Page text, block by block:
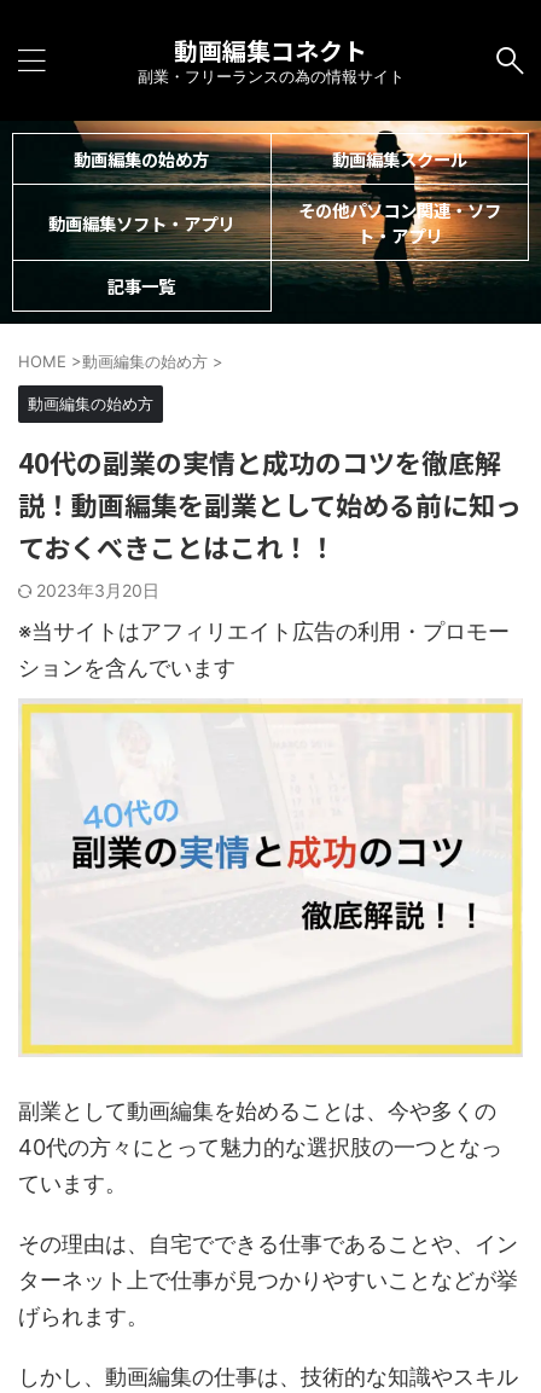
動画編集コネクト
副業・フリーランスの為の情報サイト
動画編集の始め方 動画編集スクール
動画編集ソフト・アプリ
その他パソコン関連・ソフ
ト・アプリ
記事一覧
HOME >動画編集の始め方 >
動画編集の始め方
40代の副業の実情と成功のコツを徹底解
説！動画編集を副業として始める前に知っ
ておくべきことはこれ！！
2023年3月20日
※当サイトはアフィリエイト広告の利用・プロモー
ションを含んでいます
副業として動画編集を始めることは、今や多くの
40代の方々にとって魅力的な選択肢の一つとなっ
ています。
その理由は、自宅でできる仕事であることや、イン
ターネット上で仕事が見つかりやすいことなどが挙
げられます。
しかし、動画編集の仕事は、技術的な知識やスキル